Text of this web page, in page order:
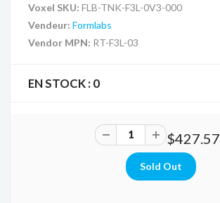
Voxel SKU: FLB-TNK-F3L-0V3-000
Vendeur: Formlabs
Vendor MPN: RT-F3L-03
EN STOCK : 0
$427.57